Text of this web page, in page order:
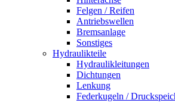
Felgen / Reifen
Antriebswellen
Bremsanlage
Sonstiges
Hydraulikteile
Hydraulikleitungen
Dichtungen
Lenkung
Federkugeln /